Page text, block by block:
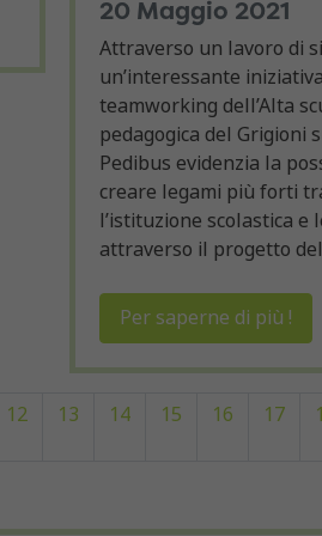
20 Maggio 2021
Attraverso un lavoro di
un’interessante
teamworking dell’Alta
pedagogica del Grigioni
Pedibus evidenzia la
creare legami più forti
l’istituzione scolastica e
attraverso il progetto
Per saperne di più !
12 13 14 15 16 17